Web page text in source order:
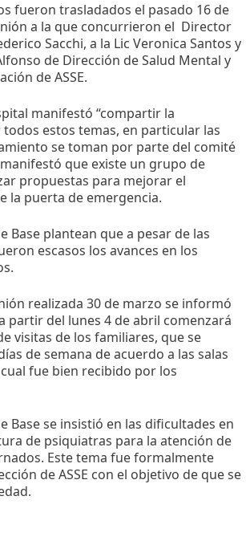
fueron trasladados el pasado 16 de
a la que concurrieron el Director
Sacchi, a la Lic Veronica Santos y
de Dirección de Salud Mental y
de ASSE.
manifestó “compartir la
estos temas, en particular las
se toman por parte del comité
que existe un grupo de
propuestas para mejorar el
la puerta de emergencia.
Base plantean que a pesar de las
escasos los avances en los
realizada 30 de marzo se informó
partir del lunes 4 de abril comenzará
visitas de los familiares, que se
de semana de acuerdo a las salas
fue bien recibido por los
Base se insistió en las dificultades en
de psiquiatras para la atención de
Este tema fue formalmente
de ASSE con el objetivo de que se